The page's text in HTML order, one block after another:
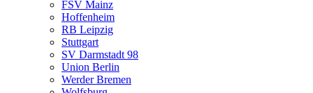
FSV Mainz
Hoffenheim
RB Leipzig
Stuttgart
SV Darmstadt 98
Union Berlin
Werder Bremen